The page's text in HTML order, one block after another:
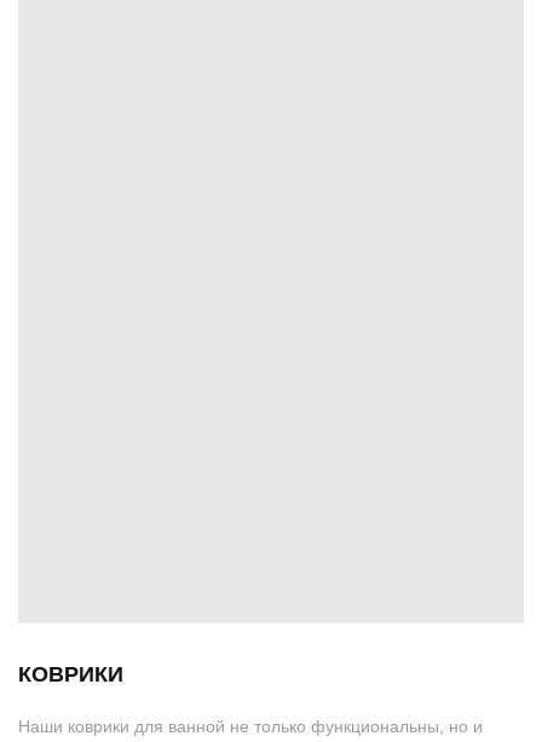
КОВРИКИ
Наши коврики для ванной не только функциональны, но и